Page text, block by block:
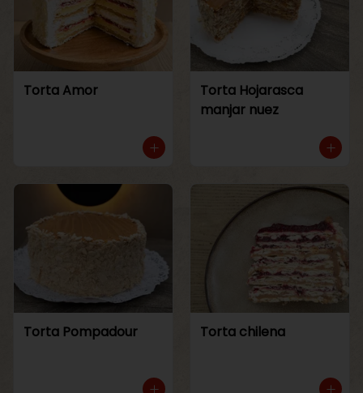
Torta Amor
Torta Hojarasca
manjar nuez
Torta Pompadour Torta chilena